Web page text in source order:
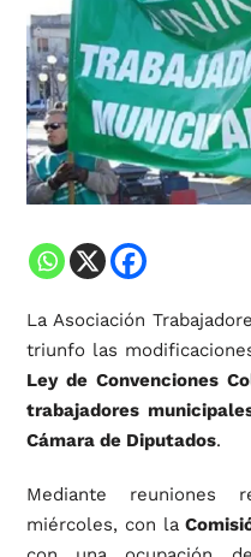
La Asociación
triunfo las
Ley de Convenciones
trabajadores
Cámara de Diputados.
Mediante reuniones
miércoles, con la